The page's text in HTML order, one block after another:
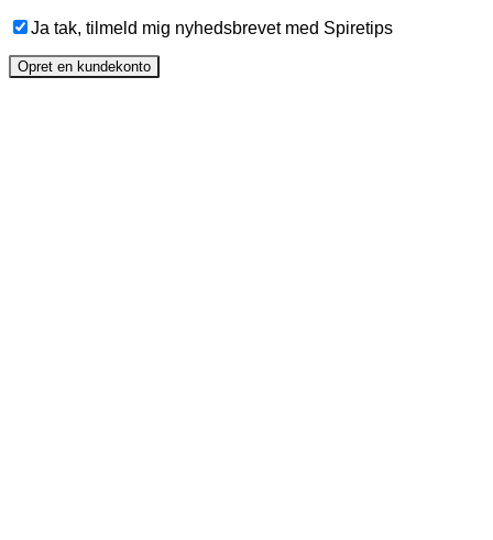
Ja tak, tilmeld mig nyhedsbrevet med Spiretips
Opret en kundekonto